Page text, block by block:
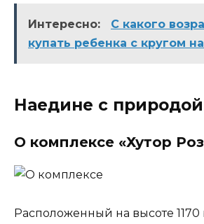
Интересно:
С какого
купать ребенка с кругом
Наедине с природой
О комплексе «Хутор
Расположенный на высоте 1170